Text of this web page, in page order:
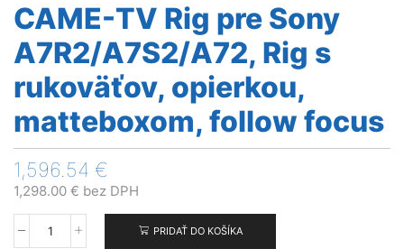
CAME-TV Rig pre Sony
A7R2/A7S2/A72, Rig s
rukoväťov, opierkou,
matteboxom, follow focus
1,596.54 €
1,298.00 € bez DPH
množstvo
PRIDAŤ DO KOŠÍKA